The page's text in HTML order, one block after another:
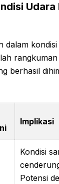
Udara
dalam
rangkuman
berhasil
Implikasi
Kondisi
Potensi